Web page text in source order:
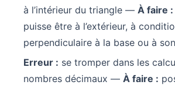
à l’intérieur du triangle — À faire :
puisse être à l’extérieur, à
perpendiculaire à la base ou à
Erreur : se tromper dans les
nombres décimaux — À faire :